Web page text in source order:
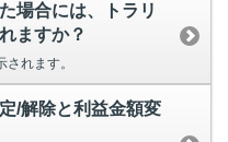
場合には、トラリ
ますか？
れます。
/解除と利益金額変